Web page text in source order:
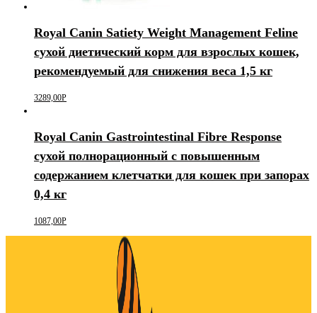
Royal Canin Satiety Weight Management Feline
сухой диетический корм для взрослых кошек,
рекомендуемый для снижения веса 1,5 кг
3289,00Р
Royal Canin Gastrointestinal Fibre Response
сухой полнорационный с повышенным
содержанием клетчатки для кошек при запорах
0,4 кг
1087,00Р